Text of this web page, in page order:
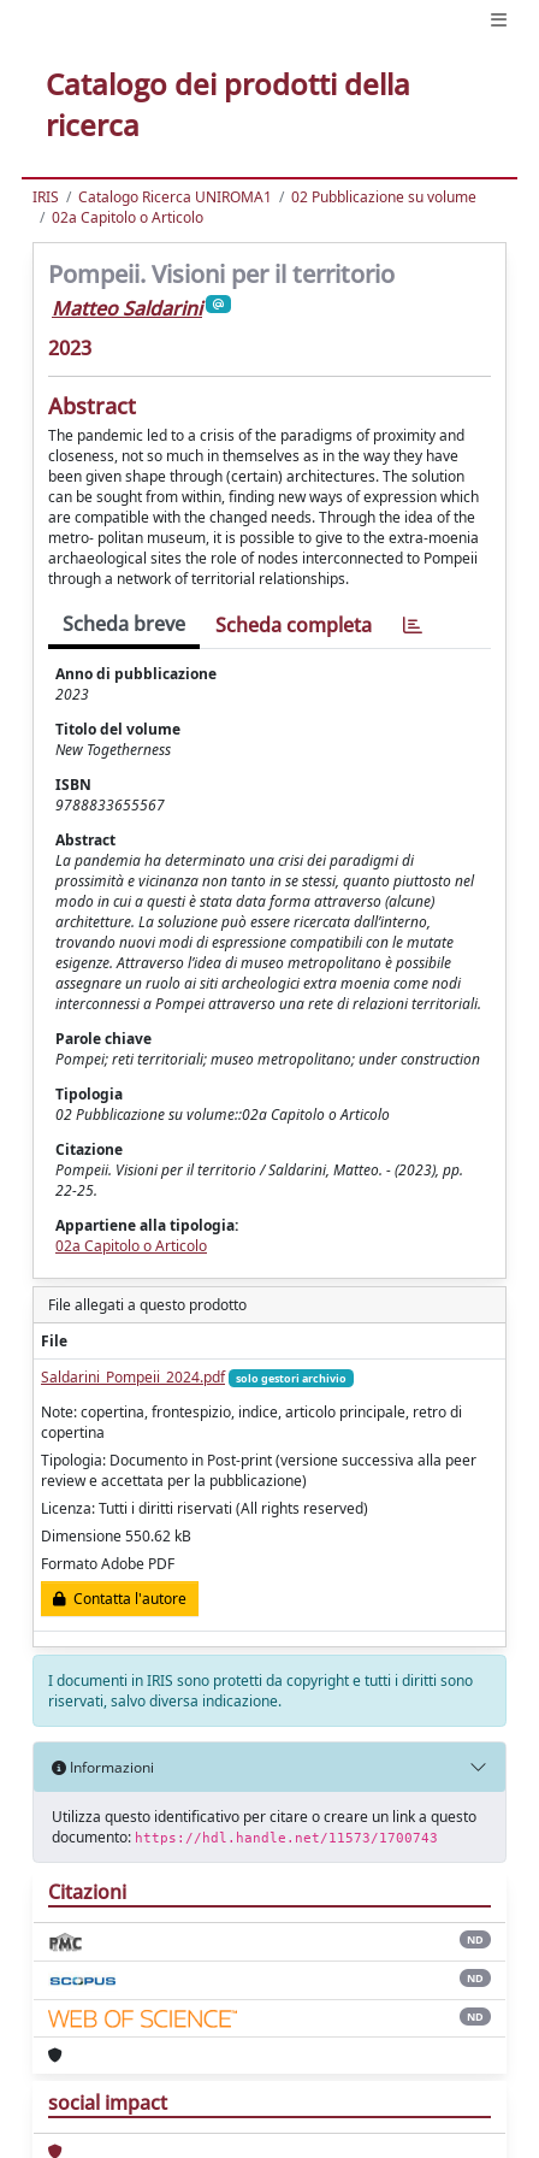
Catalogo dei prodotti della
ricerca
IRIS Catalogo Ricerca UNIROMA1
02 Pubblicazione su volume
02a Capitolo o Articolo
Pompeii. Visioni per il territorio
Matteo Saldarini
2023
Abstract
The pandemic led to a crisis of the paradigms of proximity and
closeness, not so much in themselves as in the way they have
been given shape through (certain) architectures. The solution
can be sought from within, finding new ways of expression which
are compatible with the changed needs. Through the idea of the
metro- politan museum, it is possible to give to the extra-moenia
archaeological sites the role of nodes interconnected to Pompeii
through a network of territorial relationships.
Scheda breve Scheda completa
Anno di pubblicazione
2023
Titolo del volume
New Togetherness
ISBN
9788833655567
Abstract
La pandemia ha determinato una crisi dei paradigmi di
prossimità e vicinanza non tanto in se stessi, quanto piuttosto nel
modo in cui a questi è stata data forma attraverso (alcune)
architetture. La soluzione può essere ricercata dall’interno,
trovando nuovi modi di espressione compatibili con le mutate
esigenze. Attraverso l’idea di museo metropolitano è possibile
assegnare un ruolo ai siti archeologici extra moenia come nodi
interconnessi a Pompei attraverso una rete di relazioni territoriali.
Parole chiave
Pompei; reti territoriali; museo metropolitano; under construction
Tipologia
02 Pubblicazione su volume::02a Capitolo o Articolo
Citazione
Pompeii. Visioni per il territorio / Saldarini, Matteo. - (2023), pp.
22-25.
Appartiene alla tipologia:
02a Capitolo o Articolo
File allegati a questo prodotto
File
Saldarini_Pompeii_2024.pdf
solo gestori archivio
Note: copertina, frontespizio, indice, articolo principale, retro di
copertina
Tipologia: Documento in Post-print (versione successiva alla peer
review e accettata per la pubblicazione)
Licenza: Tutti i diritti riservati (All rights reserved)
Dimensione 550.62 kB
Formato Adobe PDF
Contatta l'autore
I documenti in IRIS sono protetti da copyright e tutti i diritti sono
riservati, salvo diversa indicazione.
Informazioni
Utilizza questo identificativo per citare o creare un link a questo
documento: https://hdl.handle.net/11573/1700743
Citazioni
ND
ND
ND
social impact